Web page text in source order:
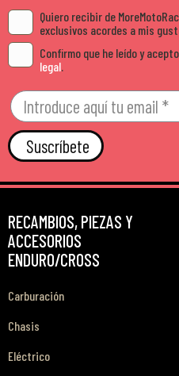
Quiero recibir de
exclusivos acordes a mis
Confirmo que he leído y
legal.
Suscríbete
RECAMBIOS, PIEZAS Y
ACCESORIOS
ENDURO/CROSS
Carburación
Chasis
Eléctrico